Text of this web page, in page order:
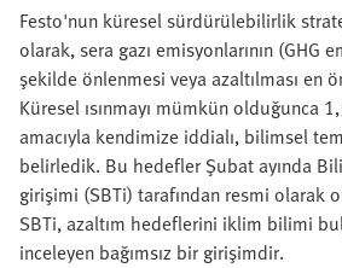
Festo'nun küresel sürdürülebilirlik
olarak, sera gazı emisyonlarının (GHG
şekilde önlenmesi veya azaltılması en
Küresel ısınmayı mümkün olduğunca
amacıyla kendimize iddialı, bilimsel
belirledik. Bu hedefler Şubat ayında
girişimi (SBTi) tarafından resmi olarak
SBTi, azaltım hedeflerini iklim bilimi
inceleyen bağımsız bir girişimdir.